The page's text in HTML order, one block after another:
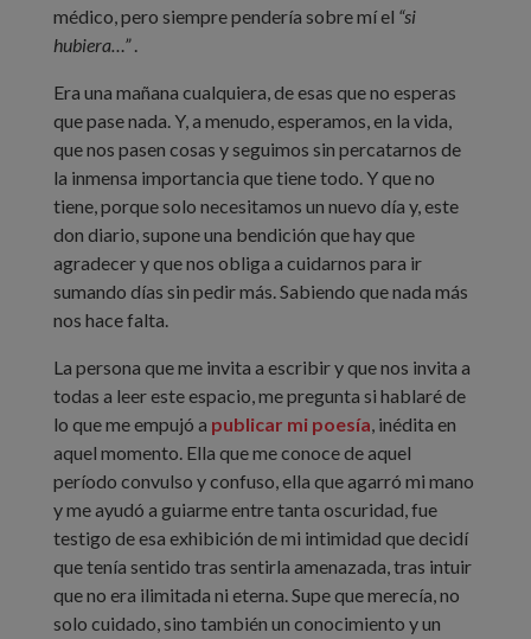
médico, pero siempre pendería sobre mí el “si
hubiera…”.
Era una mañana cualquiera, de esas que no esperas
que pase nada. Y, a menudo, esperamos, en la vida,
que nos pasen cosas y seguimos sin percatarnos de
la inmensa importancia que tiene todo. Y que no
tiene, porque solo necesitamos un nuevo día y, este
don diario, supone una bendición que hay que
agradecer y que nos obliga a cuidarnos para ir
sumando días sin pedir más. Sabiendo que nada más
nos hace falta.
La persona que me invita a escribir y que nos invita a
todas a leer este espacio, me pregunta si hablaré de
lo que me empujó a publicar mi poesía, inédita en
aquel momento. Ella que me conoce de aquel
período convulso y confuso, ella que agarró mi mano
y me ayudó a guiarme entre tanta oscuridad, fue
testigo de esa exhibición de mi intimidad que decidí
que tenía sentido tras sentirla amenazada, tras intuir
que no era ilimitada ni eterna. Supe que merecía, no
solo cuidado, sino también un conocimiento y un